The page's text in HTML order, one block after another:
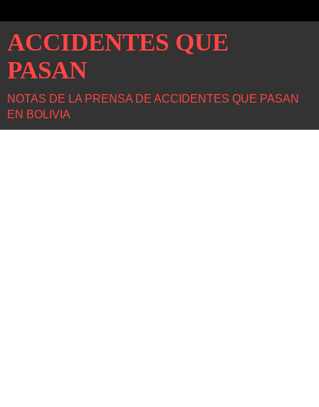
ACCIDENTES QUE
PASAN
NOTAS DE LA PRENSA DE ACCIDENTES QUE PASAN
EN BOLIVIA